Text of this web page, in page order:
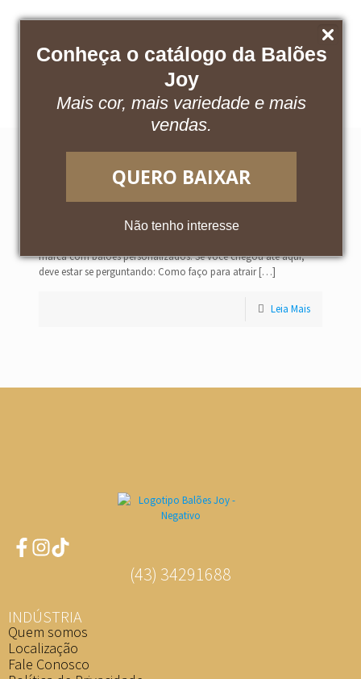
Conheça o catálogo da Balões
Joy
Mais cor, mais variedade e mais
vendas.
QUERO BAIXAR
Não tenho interesse
Baixe nosso catálogo Acesse o App
marca com balões personalizados. Se você chegou até aqui,
deve estar se perguntando: Como faço para atrair[…]
Leia Mais
(43) 34291688
INDÚSTRIA
Quem somos
Localização
Fale Conosco